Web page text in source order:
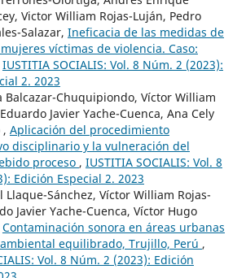
Victor William Rojas-Luján, Pedro
Salazar, Ineficacia de las medidas de
víctimas de violencia. Caso:
IUSTITIA SOCIALIS: Vol. 8 Núm. 2 (2023):
2. 2023
Balcazar-Chuquipiondo, Víctor William
Javier Yache-Cuenca, Ana Cely
, Aplicación del procedimiento
disciplinario y la vulneración del
proceso , IUSTITIA SOCIALIS: Vol. 8
Edición Especial 2. 2023
Llaque-Sánchez, Víctor William Rojas-
Javier Yache-Cuenca, Víctor Hugo
Contaminación sonora en áreas urbanas
equilibrado, Trujillo, Perú ,
Vol. 8 Núm. 2 (2023): Edición